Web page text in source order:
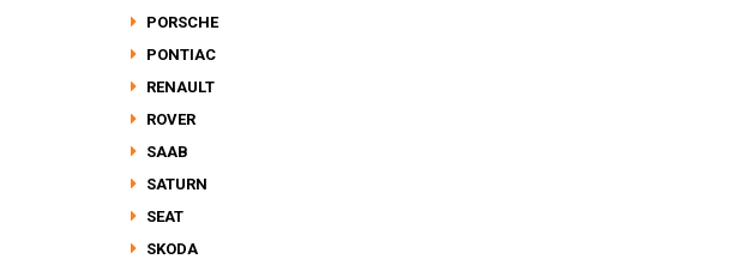
PORSCHE
PONTIAC
RENAULT
ROVER
SAAB
SATURN
SEAT
SKODA